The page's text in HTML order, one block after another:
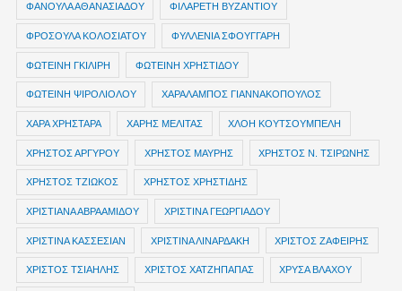
ΦΑΝΟΥΛΑ ΑΘΑΝΑΣΙΑΔΟΥ ΦΙΛΑΡΕΤΗ ΒΥΖΑΝΤΙΟΥ
ΦΡΟΣΟΥΛΑ ΚΟΛΟΣΙΑΤΟΥ ΦΥΛΛΕΝΙΑ ΣΦΟΥΓΓΑΡΗ
ΦΩΤΕΙΝΗ ΓΚΙΛΙΡΗ ΦΩΤΕΙΝΗ ΧΡΗΣΤΙΔΟΥ
ΦΩΤΕΙΝΗ ΨΙΡΟΛΙΟΛΟΥ ΧΑΡΑΛΑΜΠΟΣ ΓΙΑΝΝΑΚΟΠΟΥΛΟΣ
ΧΑΡΑ ΧΡΗΣΤΑΡΑ ΧΑΡΗΣ ΜΕΛΙΤΑΣ ΧΛΟΗ ΚΟΥΤΣΟΥΜΠΕΛΗ
ΧΡΗΣΤΟΣ ΑΡΓΥΡΟΥ ΧΡΗΣΤΟΣ ΜΑΥΡΗΣ ΧΡΗΣΤΟΣ Ν. ΤΣΙΡΩΝΗΣ
ΧΡΗΣΤΟΣ ΤΖΙΩΚΟΣ ΧΡΗΣΤΟΣ ΧΡΗΣΤΙΔΗΣ
ΧΡΙΣΤΙΑΝΑ ΑΒΡΑΑΜΙΔΟΥ ΧΡΙΣΤΙΝΑ ΓΕΩΡΓΙΑΔΟΥ
ΧΡΙΣΤΙΝΑ ΚΑΣΣΕΣΙΑΝ ΧΡΙΣΤΙΝΑ ΛΙΝΑΡΔΑΚΗ ΧΡΙΣΤΟΣ ΖΑΦΕΙΡΗΣ
ΧΡΙΣΤΟΣ ΤΣΙΑΗΛΗΣ ΧΡΙΣΤΟΣ ΧΑΤΖΗΠΑΠΑΣ ΧΡΥΣΑ ΒΛΑΧΟΥ